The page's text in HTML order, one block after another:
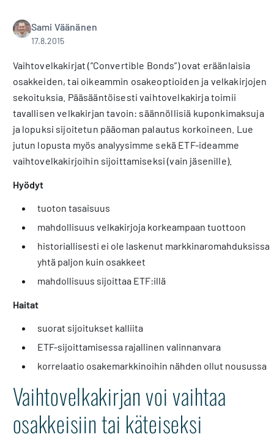
Sami Väänänen
17.8.2015
Vaihtovelkakirjat (”Convertible Bonds”) ovat eräänlaisia
osakkeiden, tai oikeammin osakeoptioiden ja velkakirjojen
sekoituksia. Pääsääntöisesti vaihtovelkakirja toimii
tavallisen velkakirjan tavoin: säännöllisiä kuponkimaksuja
ja lopuksi sijoitetun pääoman palautus korkoineen. Lue
jutun lopusta myös analyysimme sekä ETF-ideamme
vaihtovelkakirjoihin sijoittamiseksi (vain jäsenille).
Hyödyt
tuoton tasaisuus
mahdollisuus velkakirjoja korkeampaan tuottoon
historiallisesti ei ole laskenut markkinaromahduksissa
yhtä paljon kuin osakkeet
mahdollisuus sijoittaa ETF:illä
Haitat
suorat sijoitukset kalliita
ETF-sijoittamisessa rajallinen valinnanvara
korrelaatio osakemarkkinoihin nähden ollut nousussa
Vaihtovelkakirjan voi vaihtaa
osakkeisiin tai käteiseksi